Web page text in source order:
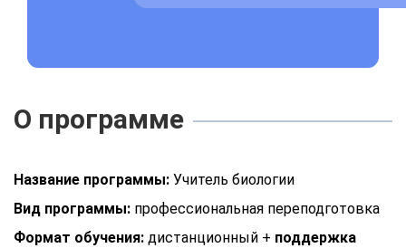
О программе
Название программы: Учитель биологии
Вид программы: профессиональная переподготовка
Формат обучения: дистанционный + поддержка